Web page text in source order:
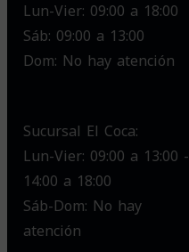
Lun-Vier: 09:00 a 18:00
Sáb: 09:00 a 13:00
Dom: No hay atención
Sucursal El Coca:
Lun-Vier: 09:00 a 13:00 -
14:00 a 18:00
Sáb-Dom: No hay
atención